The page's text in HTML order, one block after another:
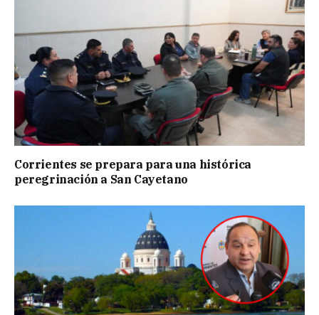
Corrientes se prepara para una histórica
peregrinación a San Cayetano